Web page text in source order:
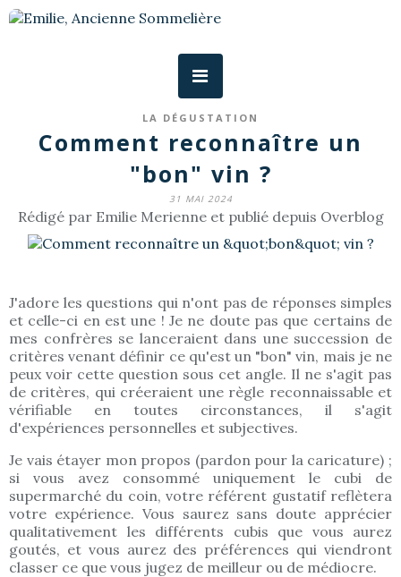
LA DÉGUSTATION
Comment reconnaître un
"bon" vin ?
31 MAI 2024
Rédigé par Emilie Merienne et publié depuis Overblog
J'adore les questions qui n'ont pas de réponses simples
et celle-ci en est une ! Je ne doute pas que certains de
mes confrères se lanceraient dans une succession de
critères venant définir ce qu'est un "bon" vin, mais je ne
peux voir cette question sous cet angle. Il ne s'agit pas
de critères, qui créeraient une règle reconnaissable et
vérifiable en toutes circonstances, il s'agit
d'expériences personnelles et subjectives.
Je vais étayer mon propos (pardon pour la caricature) ;
si vous avez consommé uniquement le cubi de
supermarché du coin, votre référent gustatif reflètera
votre expérience. Vous saurez sans doute apprécier
qualitativement les différents cubis que vous aurez
goutés, et vous aurez des préférences qui viendront
classer ce que vous jugez de meilleur ou de médiocre.